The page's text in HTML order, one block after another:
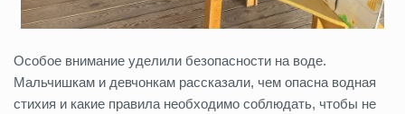
Особое внимание уделили безопасности на воде.
Мальчишкам и девчонкам рассказали, чем опасна водная
стихия и какие правила необходимо соблюдать, чтобы не